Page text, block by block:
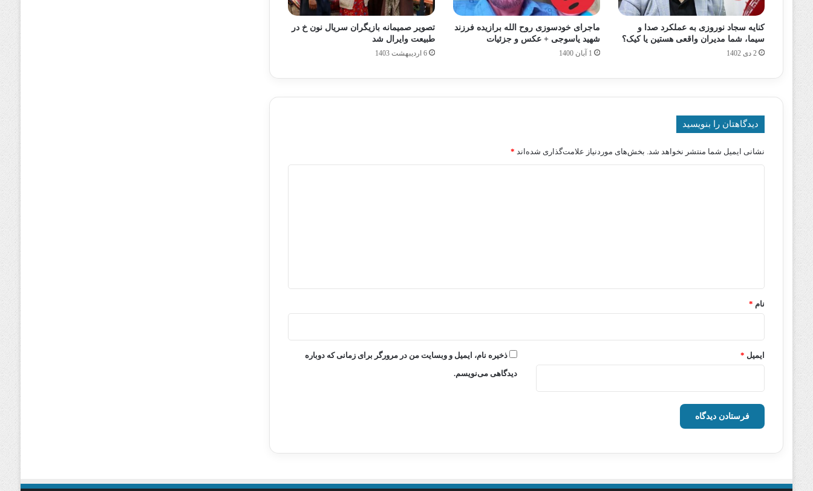
کنایه سجاد نوروزی به عملکرد صدا و
سیما، شما مدیران واقعی هستین یا کیک؟
2 دی 1402
ماجرای خودسوزی روح الله برازیده فرزند
شهید یاسوجی + عکس و جزئیات
1 آبان 1400
تصویر صمیمانه بازیگران سریال نون خ در
طبیعت وایرال شد
6 اردیبهشت 1403
دیدگاهتان را بنویسید
نشانی ایمیل شما منتشر نخواهد شد. بخش‌های موردنیاز علامت‌گذاری شده‌اند *
نام *
ایمیل *
ذخیره نام، ایمیل و وبسایت من در مرورگر برای زمانی که دوباره
دیدگاهی می‌نویسم.